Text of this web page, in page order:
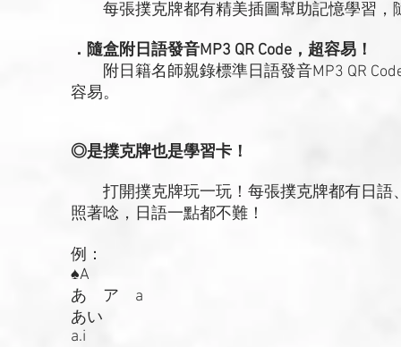
每張撲克牌都有精美插圖幫助記憶學習，
．隨盒附日語發音MP3 QR Code，超容易！
附日籍名師親錄標準日語發音MP3 QR
容易。
◎是撲克牌也是學習卡！
打開撲克牌玩一玩！每張撲克牌都有日語
照著唸，日語一點都不難！
例：
♠A
あ ア a
あい
a.i